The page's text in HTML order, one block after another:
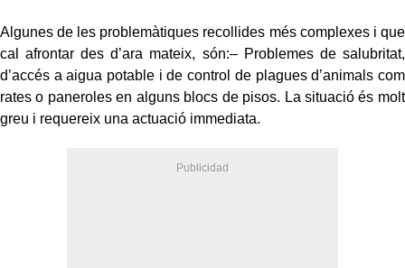
Algunes de les problemàtiques recollides més complexes i que
cal afrontar des d’ara mateix, són:– Problemes de salubritat,
d’accés a aigua potable i de control de plagues d’animals com
rates o paneroles en alguns blocs de pisos. La situació és molt
greu i requereix una actuació immediata.